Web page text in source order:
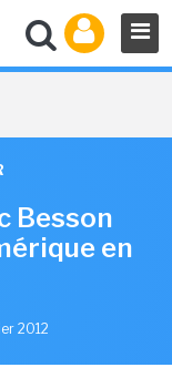
Besson
en
2012